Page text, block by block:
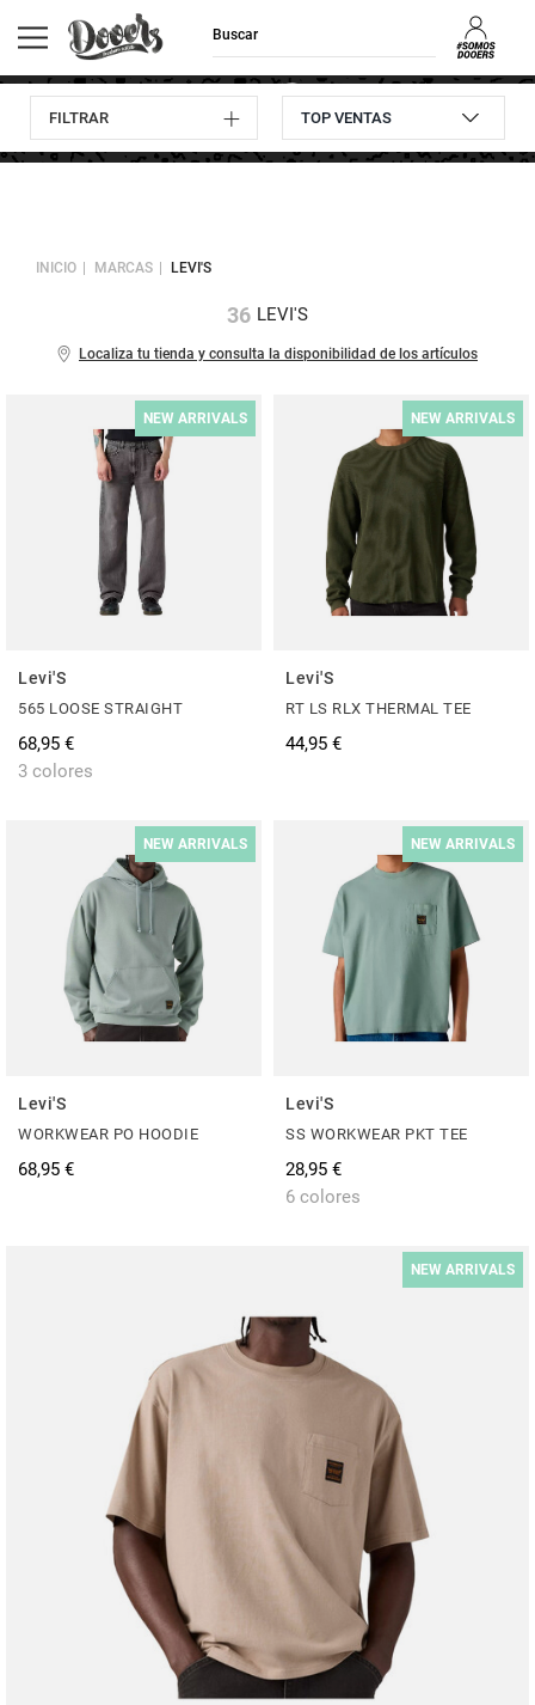
Envíos GRATIS
a domicilio
pedidos
Devoluciones
hasta 30 días
10% descuento
en tu primera compra
INICIO MARCAS LEVI'S
Localiza tu tienda y consulta la disponibilidad de los artículos
36 LEVI'S
NEW ARRIVALS
Levi'S
565 LOOSE STRAIGHT
68,95 €
3 colores
NEW ARRIVALS
Levi'S
RT LS RLX THERMAL TEE
44,95 €
NEW ARRIVALS
Levi'S
WORKWEAR PO HOODIE
68,95 €
NEW ARRIVALS
Levi'S
SS WORKWEAR PKT TEE
28,95 €
6 colores
NEW ARRIVALS
FILTRAR